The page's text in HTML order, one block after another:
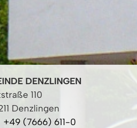
DENZLINGEN
110
Denzlingen
+49 (7666) 611-0